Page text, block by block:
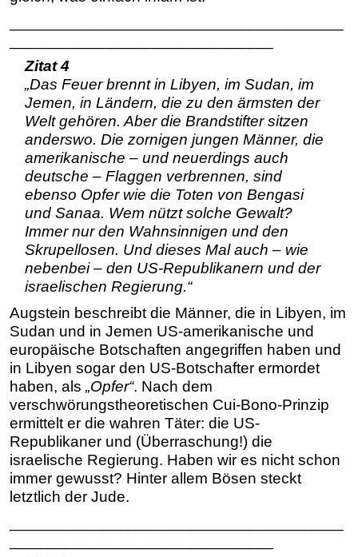
Zitat 4
„Das Feuer brennt in Libyen, im Sudan, im
Jemen, in Ländern, die zu den ärmsten der
Welt gehören. Aber die Brandstifter sitzen
anderswo. Die zornigen jungen Männer, die
amerikanische – und neuerdings auch
deutsche – Flaggen verbrennen, sind
ebenso Opfer wie die Toten von Bengasi
und Sanaa. Wem nützt solche Gewalt?
Immer nur den Wahnsinnigen und den
Skrupellosen. Und dieses Mal auch – wie
nebenbei – den US-Republikanern und der
israelischen Regierung.“
Augstein beschreibt die Männer, die in Libyen, im
Sudan und in Jemen US-amerikanische und
europäische Botschaften angegriffen haben und
in Libyen sogar den US-Botschafter ermordet
haben, als „Opfer“. Nach dem
verschwörungstheoretischen Cui-Bono-Prinzip
ermittelt er die wahren Täter: die US-
Republikaner und (Überraschung!) die
israelische Regierung. Haben wir es nicht schon
immer gewusst? Hinter allem Bösen steckt
letztlich der Jude.